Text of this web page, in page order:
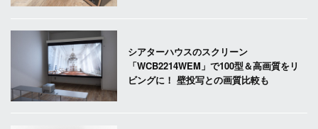
シアターハウスのスクリーン
「WCB2214WEM」で100型＆高画質をリ
ビングに！ 壁投写との画質比較も